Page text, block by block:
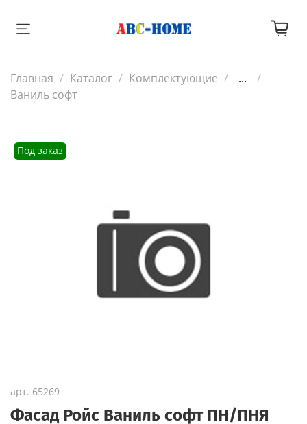
Главная Каталог Комплектующие
...
Ваниль софт
Под заказ
арт. 65269
Фасад Ройс Ваниль софт ПН/ПНЯ